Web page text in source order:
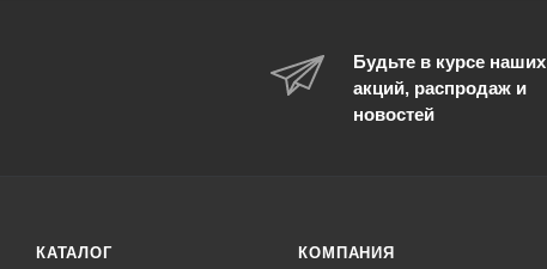
Будьте в курсе наших
акций, распродаж и
новостей
КАТАЛОГ КОМПАНИЯ